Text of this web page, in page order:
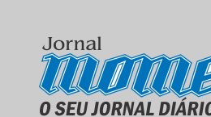
conteúdo